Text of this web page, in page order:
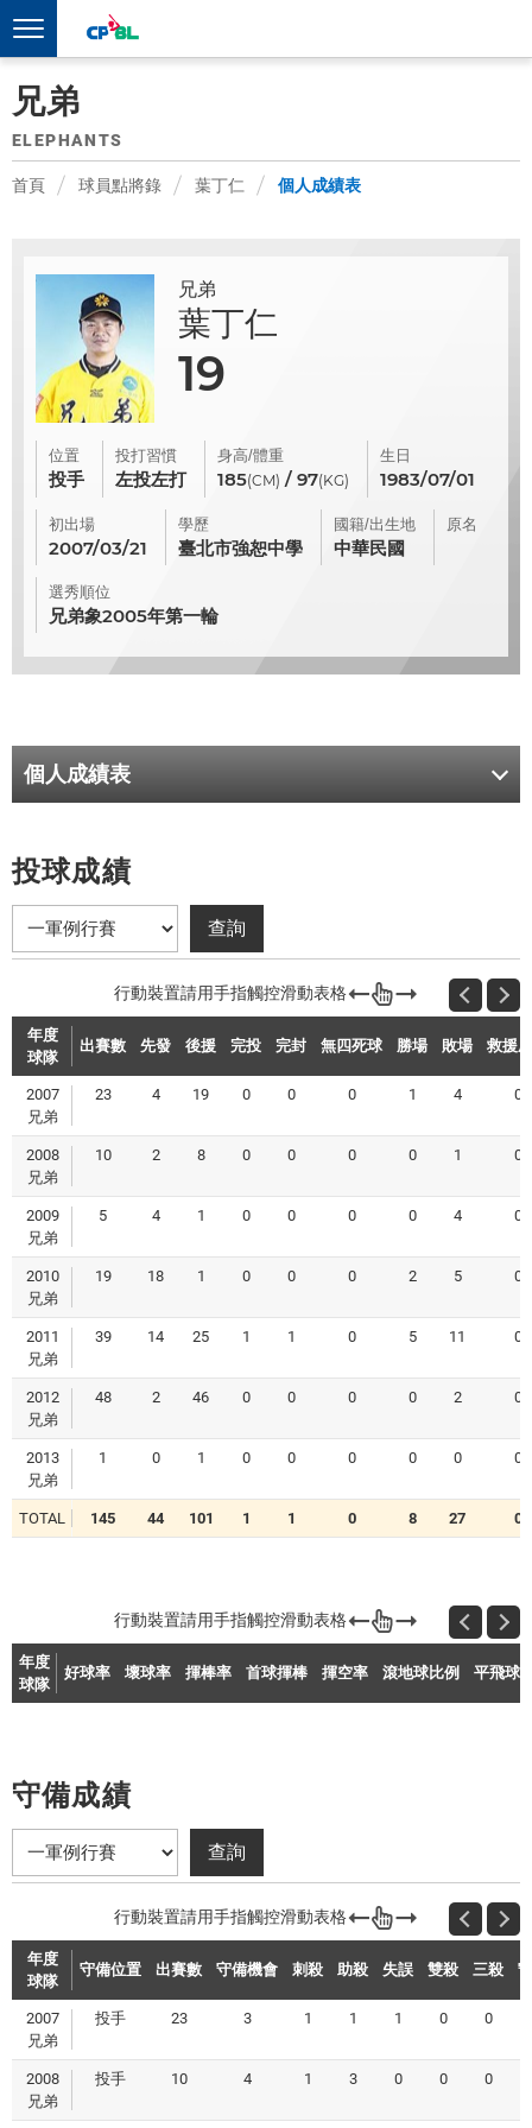
兄弟
ELEPHANTS
首頁 球員點將錄 葉丁仁 個人成績表
兄弟
葉丁仁
19
位置
投手
投打習慣
左投左打
身高/體重
185(CM) / 97(KG)
生日
1983/07/01
初出場
2007/03/21
學歷
臺北市強恕中學
國籍/出生地
中華民國
原名
選秀順位
兄弟象2005年第一輪
個人成績表
投球成績
年度
球隊
出賽數 先發 後援 完投 完封 無四死球 勝場 敗場 救援
2007
兄弟
23 4 19 0 0 0 1 4 0
2008
兄弟
10 2 8 0 0 0 0 1 0
2009
兄弟
5 4 1 0 0 0 0 4 0
2010
兄弟
19 18 1 0 0 0 2 5 0
2011
兄弟
39 14 25 1 1 0 5 11 0
2012
兄弟
48 2 46 0 0 0 0 2 0
2013
兄弟
1 0 1 0 0 0 0 0 0
TOTAL 145 44 101 1 1 0 8 27 0
年度
球隊
好球率 壞球率 揮棒率 首球揮棒 揮空率 滾地球比例 平飛球
守備成績
年度
球隊
守備位置 出賽數 守備機會 刺殺 助殺 失誤 雙殺 三殺
2007
兄弟
投手 23 3 1 1 1 0 0
2008
兄弟
投手 10 4 1 3 0 0 0